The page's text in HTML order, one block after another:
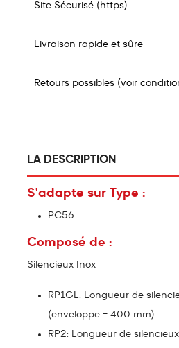
Site Sécurisé (https)
Livraison rapide et sûre
Retours possibles (voir
LA DESCRIPTION
S'adapte sur Type :
PC56
Composé de :
Silencieux Inox
RP1GL: Longueur de
(enveloppe = 400 mm)
RP2: Longueur de